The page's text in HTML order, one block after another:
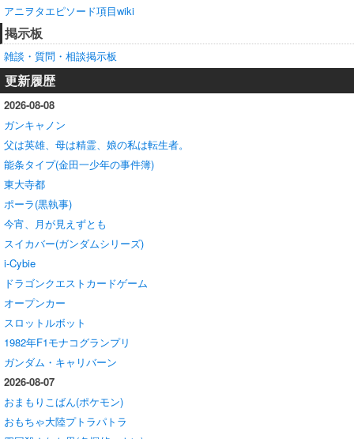
アニヲタエピソード項目wiki
掲示板
雑談・質問・相談掲示板
更新履歴
2026-08-08
ガンキャノン
父は英雄、母は精霊、娘の私は転生者。
能条タイプ(金田一少年の事件簿)
東大寺都
ポーラ(黒執事)
今宵、月が見えずとも
スイカバー(ガンダムシリーズ)
i‑Cybie
ドラゴンクエストカードゲーム
オープンカー
スロットルボット
1982年F1モナコグランプリ
ガンダム・キャリバーン
2026-08-07
おまもりこばん(ポケモン)
おもちゃ大陸プトラパトラ